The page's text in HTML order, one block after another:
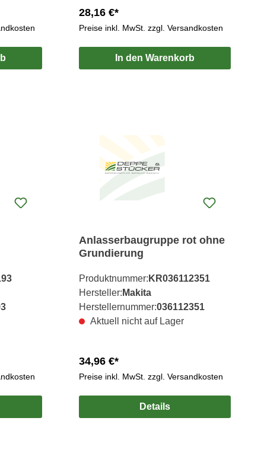
28,16 €*
Preise inkl. MwSt. zzgl. Versandkosten
In den Warenkorb
Anlasserbaugruppe rot ohne
Grundierung
Produktnummer: KR036112351
Hersteller: Makita
Herstellernummer:036112351
Aktuell nicht auf Lager
34,96 €*
Preise inkl. MwSt. zzgl. Versandkosten
Details